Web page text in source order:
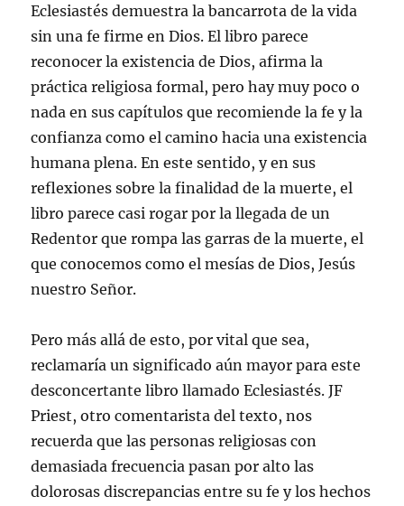
Eclesiastés demuestra la bancarrota de la vida
sin una fe firme en Dios. El libro parece
reconocer la existencia de Dios, afirma la
práctica religiosa formal, pero hay muy poco o
nada en sus capítulos que recomiende la fe y la
confianza como el camino hacia una existencia
humana plena. En este sentido, y en sus
reflexiones sobre la finalidad de la muerte, el
libro parece casi rogar por la llegada de un
Redentor que rompa las garras de la muerte, el
que conocemos como el mesías de Dios, Jesús
nuestro Señor.
Pero más allá de esto, por vital que sea,
reclamaría un significado aún mayor para este
desconcertante libro llamado Eclesiastés. JF
Priest, otro comentarista del texto, nos
recuerda que las personas religiosas con
demasiada frecuencia pasan por alto las
dolorosas discrepancias entre su fe y los hechos